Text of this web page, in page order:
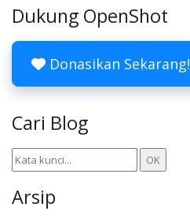
Dukung OpenShot
Donasikan Sekarang!
Cari Blog
Arsip